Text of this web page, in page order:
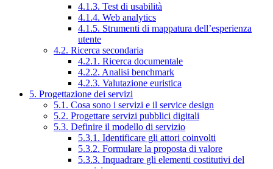
4.1.3. Test di usabilità
4.1.4. Web analytics
4.1.5. Strumenti di mappatura dell’esperienza
utente
4.2. Ricerca secondaria
4.2.1. Ricerca documentale
4.2.2. Analisi benchmark
4.2.3. Valutazione euristica
5. Progettazione dei servizi
5.1. Cosa sono i servizi e il service design
5.2. Progettare servizi pubblici digitali
5.3. Definire il modello di servizio
5.3.1. Identificare gli attori coinvolti
5.3.2. Formulare la proposta di valore
5.3.3. Inquadrare gli elementi costitutivi del